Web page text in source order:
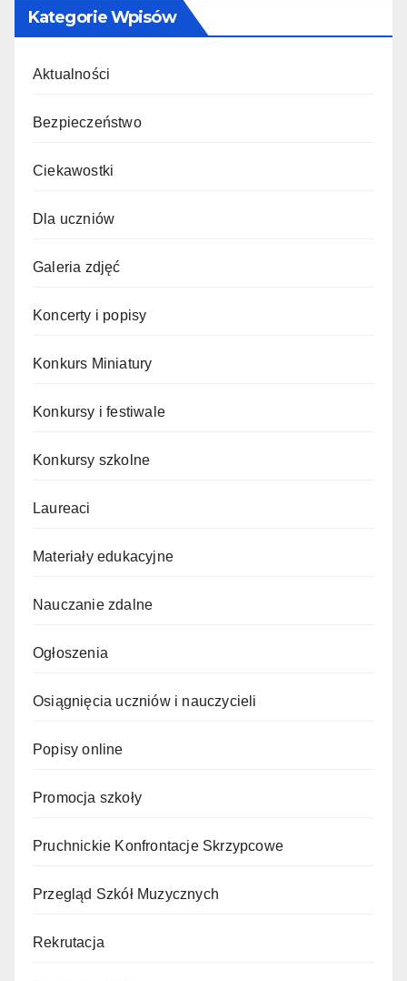
Kategorie Wpisów
Aktualności
Bezpieczeństwo
Ciekawostki
Dla uczniów
Galeria zdjęć
Koncerty i popisy
Konkurs Miniatury
Konkursy i festiwale
Konkursy szkolne
Laureaci
Materiały edukacyjne
Nauczanie zdalne
Ogłoszenia
Osiągnięcia uczniów i nauczycieli
Popisy online
Promocja szkoły
Pruchnickie Konfrontacje Skrzypcowe
Przegląd Szkół Muzycznych
Rekrutacja